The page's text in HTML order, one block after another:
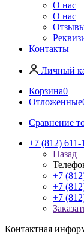
О нас
О нас
Контакты
Личный
Корзина0
Отложенные
Сравнение
+7 (812)
Назад
+7
+7
+7
Контактная